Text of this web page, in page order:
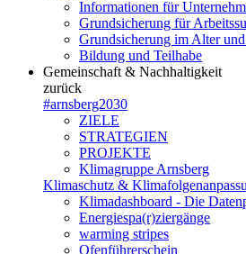
Informationen für
Grundsicherung für
Grundsicherung im Alter
Bildung und Teilhabe
Gemeinschaft & Nachhaltigkeit
zurück
#arnsberg2030
ZIELE
STRATEGIEN
PROJEKTE
Klimagruppe Arnsberg
Klimaschutz &
Klimadashboard - Die
Energiespa(r)ziergänge
warming stripes
Ofenführerschein